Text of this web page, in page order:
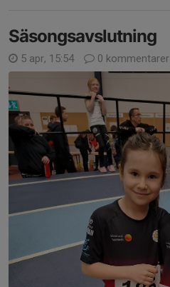
Säsongsavslutning
5 apr, 15:54 0 kommentarer